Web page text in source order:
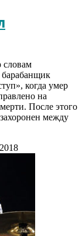
словам
когда умер
на
После этого
между